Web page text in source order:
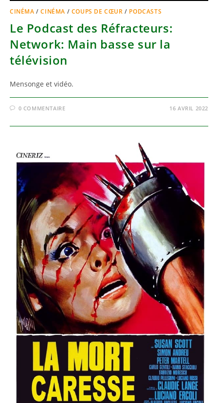
CINÉMA /CINÉMA / COUPS DE CŒUR / PODCASTS
Le Podcast des Réfracteurs:
Network: Main basse sur la
télévision
Mensonge et vidéo.
0 COMMENTAIRE 16 AVRIL 2022